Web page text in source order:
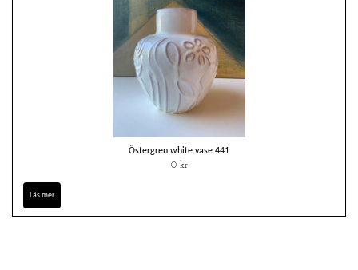
Östergren white vase 441
0 kr
Läs mer